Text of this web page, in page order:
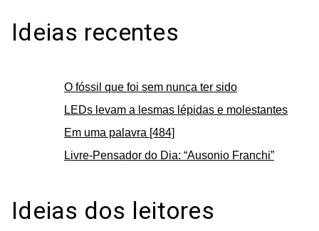
Ideias recentes
O fóssil que foi sem nunca ter sido
LEDs levam a lesmas lépidas e molestantes
Em uma palavra [484]
Livre-Pensador do Dia: “Ausonio Franchi”
Ideias dos leitores